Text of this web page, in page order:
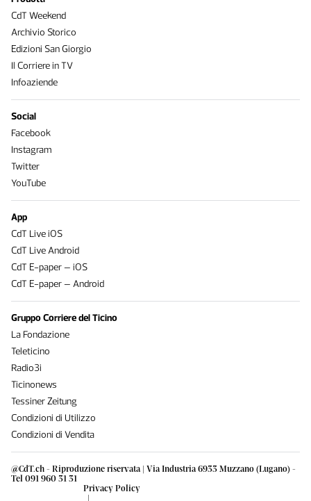
@CdT.ch - Riproduzione riservata | Via Industria 6933 Muzzano (Lugano) -
Tel 091 960 31 31
Privacy Policy
|
CdT Weekend
Archivio Storico
Edizioni San Giorgio
Il Corriere in TV
Infoaziende
Social
Facebook
Instagram
Twitter
YouTube
App
CdT Live iOS
CdT Live Android
CdT E-paper – iOS
CdT E-paper – Android
Gruppo Corriere del Ticino
La Fondazione
Teleticino
Radio3i
Ticinonews
Tessiner Zeitung
Condizioni di Utilizzo
Condizioni di Vendita